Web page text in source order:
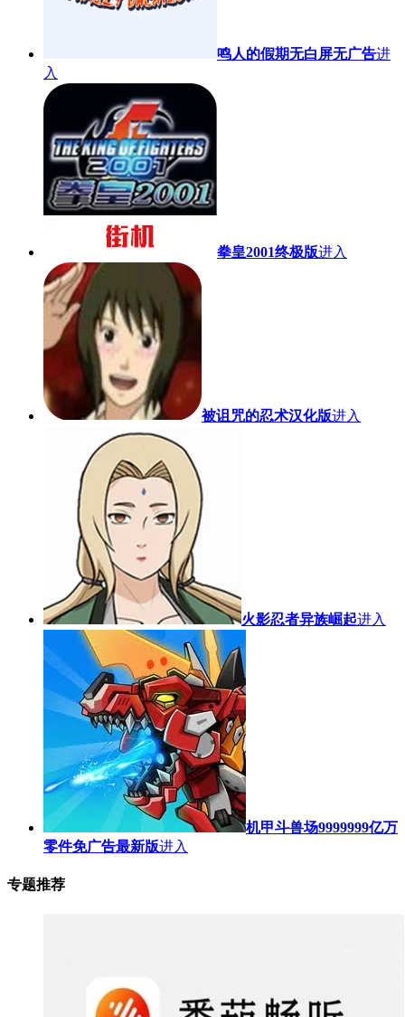
鸣人的假期无白屏无广告进
入
拳皇2001终极版进入
被诅咒的忍术汉化版进入
火影忍者异族崛起进入
机甲斗兽场9999999亿万
零件免广告最新版进入
专题推荐